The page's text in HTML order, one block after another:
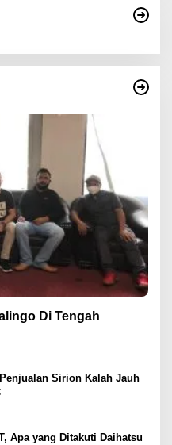
Di Tengah
Sirion Kalah Jauh
Apa yang Ditakuti Daihatsu